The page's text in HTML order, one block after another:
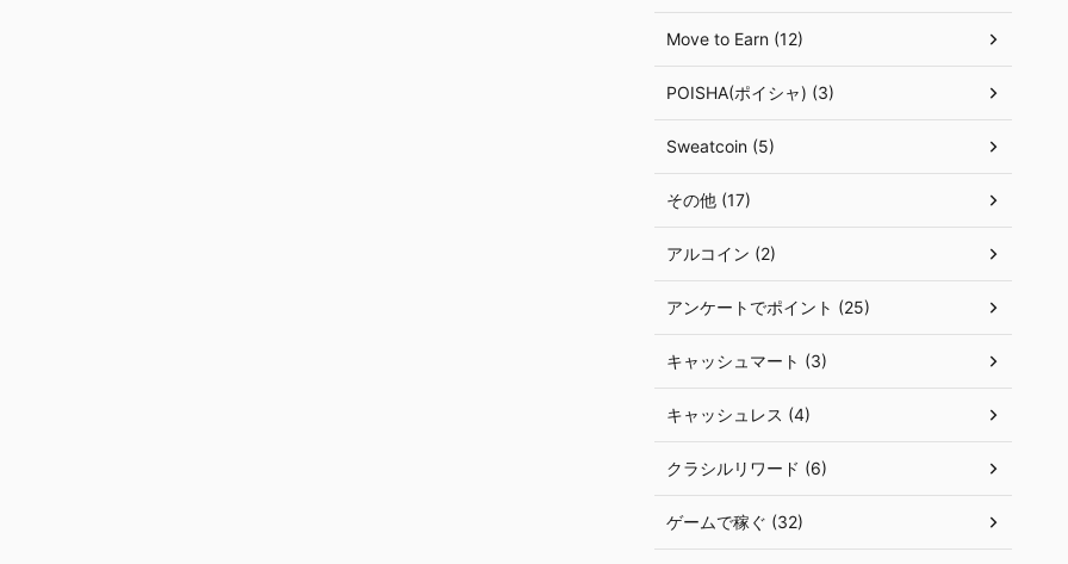
Move to Earn (12)
POISHA(ポイシャ) (3)
Sweatcoin (5)
その他 (17)
アルコイン (2)
アンケートでポイント (25)
キャッシュマート (3)
キャッシュレス (4)
クラシルリワード (6)
ゲームで稼ぐ (32)